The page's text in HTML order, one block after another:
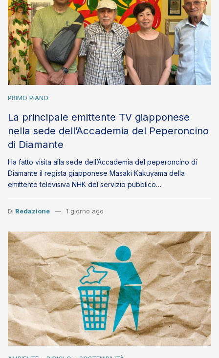
PRIMO PIANO
La principale emittente TV giapponese
nella sede dell’Accademia del Peperoncino
di Diamante
Ha fatto visita alla sede dell’Accademia del peperoncino di
Diamante il regista giapponese Masaki Kakuyama della
emittente televisiva NHK del servizio pubblico…
Di Redazione 1 giorno ago